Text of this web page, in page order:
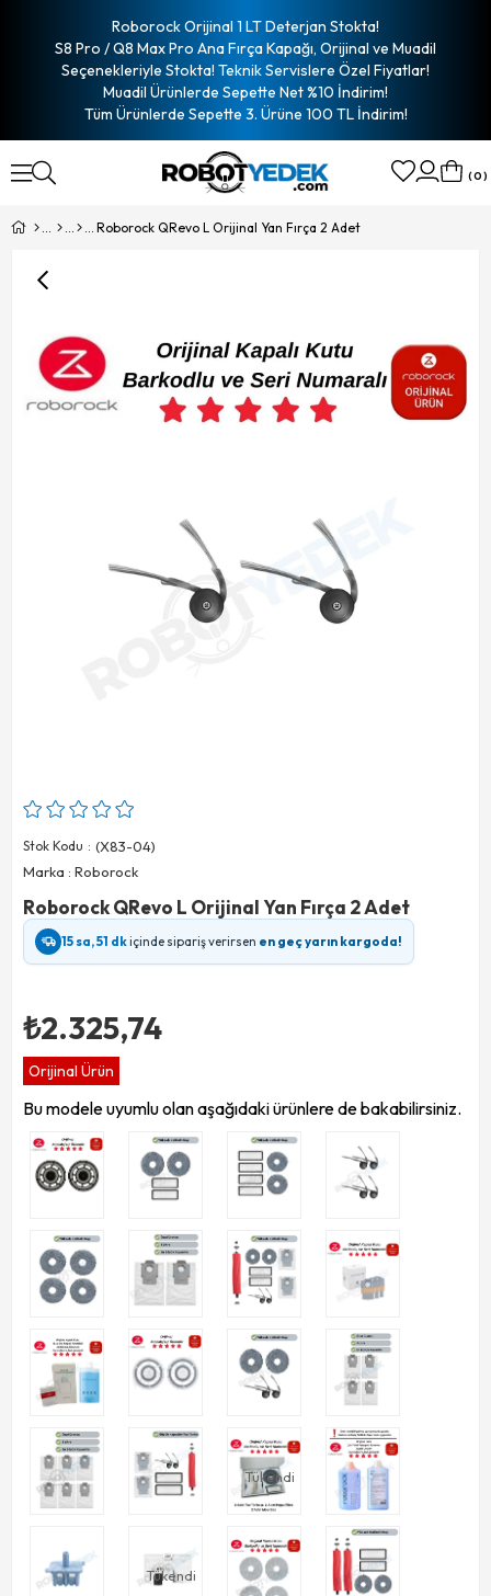
Roborock Orijinal 1 LT Deterjan Stokta!
S8 Pro / Q8 Max Pro Ana Fırça Kapağı, Orijinal ve Muadil
Seçenekleriyle Stokta! Teknik Servislere Özel Fiyatlar!
Muadil Ürünlerde Sepette Net %10 İndirim!
Tüm Ürünlerde Sepette 3. Ürüne 100 TL İndirim!
0
Roborock QRevo L Orijinal Yan Fırça 2 Adet
Stok Kodu
(X83-04)
Marka : Roborock
Roborock QRevo L Orijinal Yan Fırça 2 Adet
15 sa, 51 dkiçinde sipariş verirsen en geç yarın kargoda!
₺2.325,74
Orijinal Ürün
Bu modele uyumlu olan aşağıdaki ürünlere de bakabilirsiniz.
Tükendi
Tükendi